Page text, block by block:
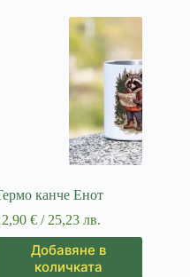
канче Енот
€ / 25,23 лв.
Добавяне в
количката